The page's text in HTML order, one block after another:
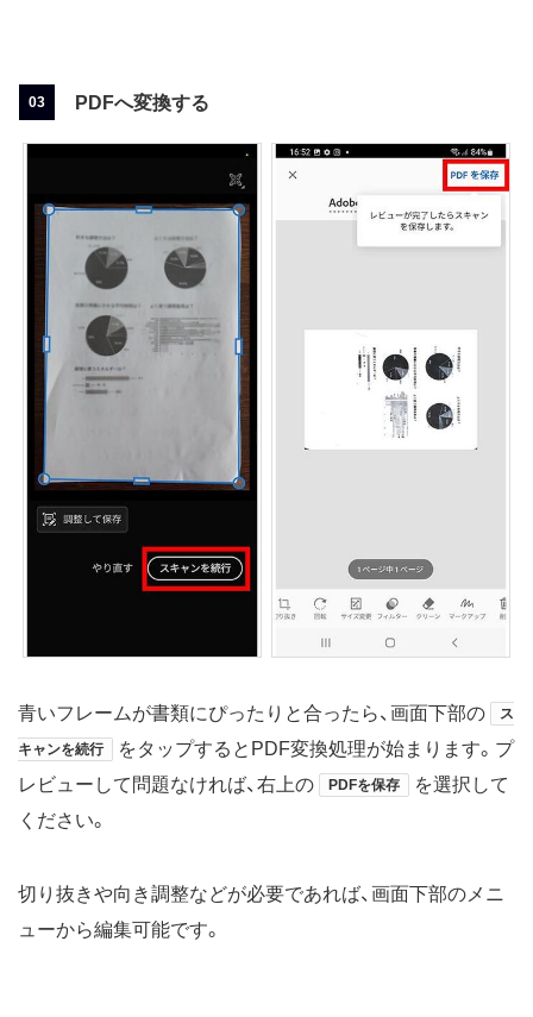
PDFへ変換する
青いフレームが書類にぴったりと合ったら、画面下部の ス
キャンを続行
をタップするとPDF変換処理が始まります。プ
レビューして問題なければ、右上の
PDFを保存
を選択して
ください。
切り抜きや向き調整などが必要であれば、画面下部のメニ
ューから編集可能です。